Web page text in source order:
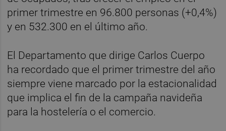
primer trimestre en 96.800 personas (+0,4%)
y en 532.300 en el último año.
El Departamento que dirige Carlos Cuerpo
ha recordado que el primer trimestre del año
siempre viene marcado por la estacionalidad
que implica el fin de la campaña navideña
para la hostelería o el comercio.